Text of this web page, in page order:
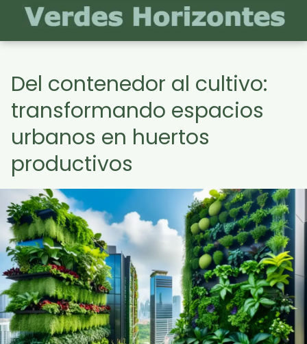
Del contenedor al cultivo:
transformando espacios
urbanos en huertos
productivos